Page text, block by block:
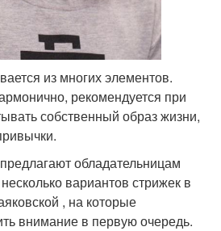
из многих элементов.
рекомендуется при
собственный образ жизни,
обладательницам
вариантов стрижек в
, на которые
внимание в первую очередь.